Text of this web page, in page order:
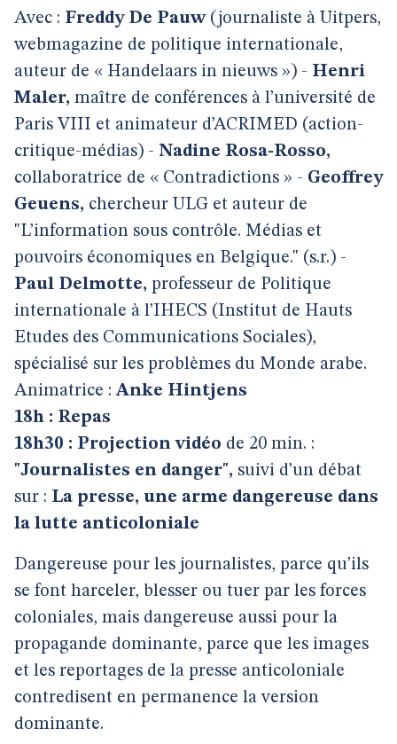
Avec : Freddy De Pauw(journaliste à Uitpers,
webmagazine de politique internationale,
auteur de « Handelaars in nieuws ») - Henri
Maler, maître de conférences à l’université de
Paris VIII et animateur d’ACRIMED (action-
critique-médias) - Nadine Rosa-Rosso,
collaboratrice de « Contradictions » - Geoffrey
Geuens, chercheur ULG et auteur de
"L’information sous contrôle. Médias et
pouvoirs économiques en Belgique." (s.r.) -
Paul Delmotte, professeur de Politique
internationale à l’IHECS (Institut de Hauts
Etudes des Communications Sociales),
spécialisé sur les problèmes du Monde arabe.
Animatrice : Anke Hintjens
18h : Repas
18h30 : Projection vidéo de 20 min. :
"Journalistes en danger", suivi d’un débat
sur : La presse, une arme dangereuse dans
la lutte anticoloniale
Dangereuse pour les journalistes, parce qu’ils
se font harceler, blesser ou tuer par les forces
coloniales, mais dangereuse aussi pour la
propagande dominante, parce que les images
et les reportages de la presse anticoloniale
contredisent en permanence la version
dominante.